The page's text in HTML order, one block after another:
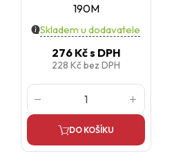
190M
Skladem u dodavatele
276 Kčs DPH
228 Kčbez DPH
DO KOŠÍKU